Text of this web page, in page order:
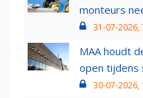
monteurs
31-07-2026,
MAA houdt
open tijdens
30-07-2026,